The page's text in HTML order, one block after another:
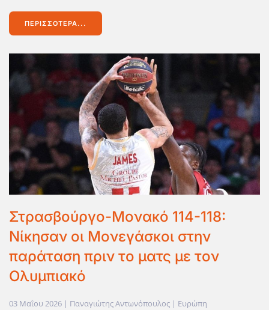
ΠΕΡΙΣΣΌΤΕΡΑ...
Στρασβούργο-Μονακό 114-118:
Νίκησαν οι Μονεγάσκοι στην
παράταση πριν το ματς με τον
Ολυμπιακό
03 Μαΐου 2026 | Παναγιώτης Αντωνόπουλος | Ευρώπη